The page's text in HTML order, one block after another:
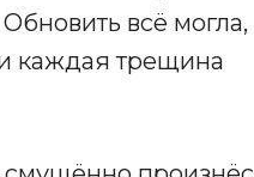
всё могла,
каждая трещина